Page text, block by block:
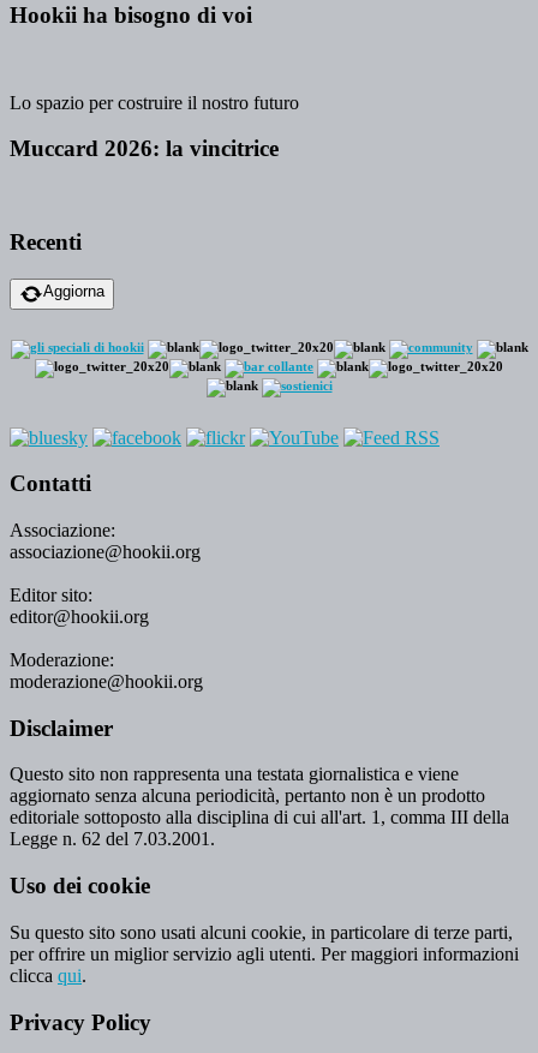
Hookii ha bisogno di voi
Lo spazio per costruire il nostro futuro
Muccard 2026: la vincitrice
Recenti
Aggiorna
Contatti
Associazione:
associazione@hookii.org
Editor sito:
editor@hookii.org
Moderazione:
moderazione@hookii.org
Disclaimer
Questo sito non rappresenta una testata giornalistica e viene
aggiornato senza alcuna periodicità, pertanto non è un prodotto
editoriale sottoposto alla disciplina di cui all'art. 1, comma III della
Legge n. 62 del 7.03.2001.
Uso dei cookie
Su questo sito sono usati alcuni cookie, in particolare di terze parti,
per offrire un miglior servizio agli utenti. Per maggiori informazioni
clicca qui.
Privacy Policy